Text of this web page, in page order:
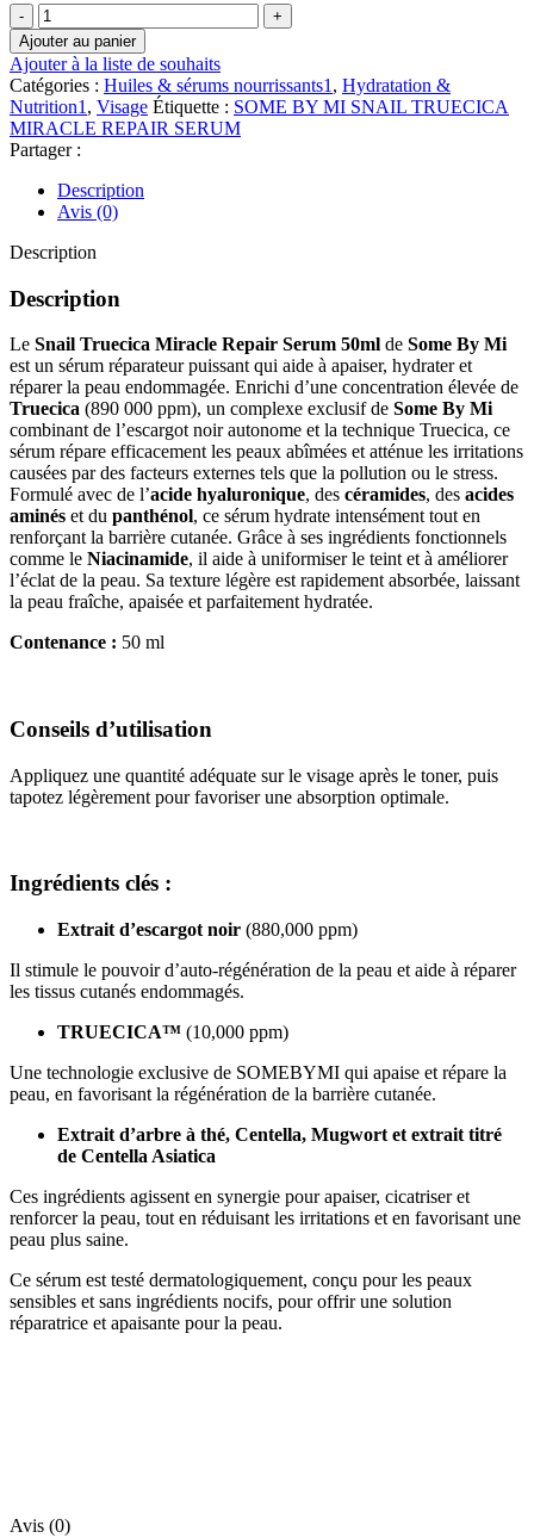
quantité
de
SOME
BY
MI
SNAIL
TRUECICA
MIRACLE
REPAIR
SERUM
50ML
Ajouter au panier
Ajouter à la liste de souhaits
Catégories : Huiles & sérums nourrissants1 , Hydratation &
Nutrition1 , Visage Étiquette : SOME BY MI SNAIL TRUECICA
MIRACLE REPAIR SERUM
Partager :
Description
Avis (0)
Description
Description
Le Snail Truecica Miracle Repair Serum 50ml de Some By Mi
est un sérum réparateur puissant qui aide à apaiser, hydrater et
réparer la peau endommagée. Enrichi d’une concentration élevée de
Truecica (890 000 ppm), un complexe exclusif de Some By Mi
combinant de l’escargot noir autonome et la technique Truecica, ce
sérum répare efficacement les peaux abîmées et atténue les irritations
causées par des facteurs externes tels que la pollution ou le stress.
Formulé avec de l’acide hyaluronique, des céramides, des acides
aminés et du panthénol, ce sérum hydrate intensément tout en
renforçant la barrière cutanée. Grâce à ses ingrédients fonctionnels
comme le Niacinamide, il aide à uniformiser le teint et à améliorer
l’éclat de la peau. Sa texture légère est rapidement absorbée, laissant
la peau fraîche, apaisée et parfaitement hydratée.
Contenance : 50 ml
Conseils d’utilisation
Appliquez une quantité adéquate sur le visage après le toner, puis
tapotez légèrement pour favoriser une absorption optimale.
Ingrédients clés :
Extrait d’escargot noir (880,000 ppm)
Il stimule le pouvoir d’auto-régénération de la peau et aide à réparer
les tissus cutanés endommagés.
TRUECICA™ (10,000 ppm)
Une technologie exclusive de SOMEBYMI qui apaise et répare la
peau, en favorisant la régénération de la barrière cutanée.
Extrait d’arbre à thé, Centella, Mugwort et extrait titré
de Centella Asiatica
Ces ingrédients agissent en synergie pour apaiser, cicatriser et
renforcer la peau, tout en réduisant les irritations et en favorisant une
peau plus saine.
Ce sérum est testé dermatologiquement, conçu pour les peaux
sensibles et sans ingrédients nocifs, pour offrir une solution
réparatrice et apaisante pour la peau.
Avis (0)